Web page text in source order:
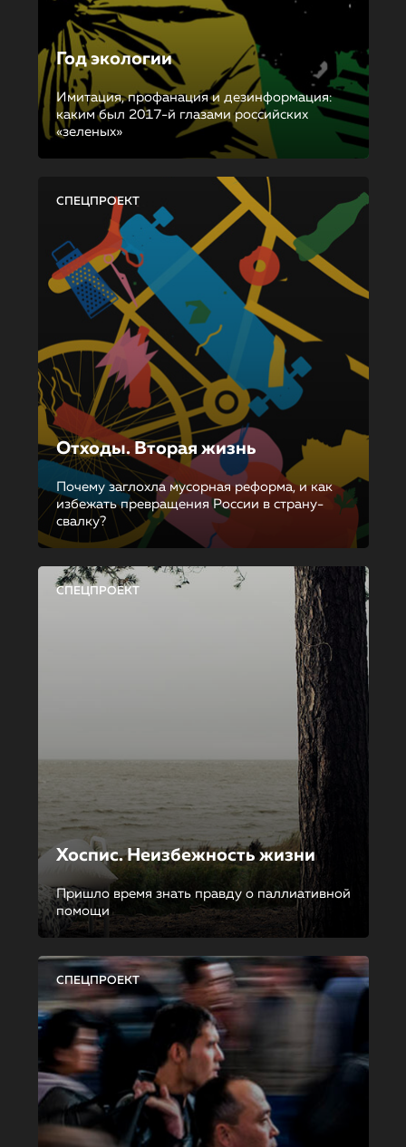
Год экологии
Имитация, профанация и дезинформация:
каким был 2017-й глазами российских
«зеленых»
СПЕЦПРОЕКТ
Отходы. Вторая жизнь
Почему заглохла мусорная реформа, и как
избежать превращения России в страну-
свалку?
СПЕЦПРОЕКТ
Хоспис. Неизбежность жизни
Пришло время знать правду о паллиативной
помощи
СПЕЦПРОЕКТ